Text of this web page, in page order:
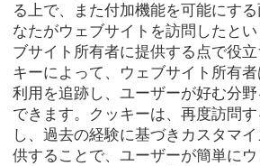
る上で、また付加機能を可能にす
なたがウェブサイトを訪問したと
ブサイト所有者に提供する点で役
キーによって、ウェブサイト所有
利用を追跡し、ユーザーが好む分
できます。クッキーは、再度訪問
し、過去の経験に基づきカスタマ
供することで、ユーザーが簡単に